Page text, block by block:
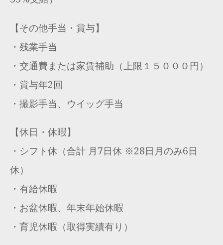
【その他手当・賞与】
・残業手当
・交通費または家賃補助（上限１５０００円）
・賞与年2回
・撮影手当、ウイッグ手当
【休日・休暇】
・シフト休（合計 月7日休 ※28日月のみ6日
休）
・有給休暇
・お盆休暇、年末年始休暇
・育児休暇（取得実績有り）